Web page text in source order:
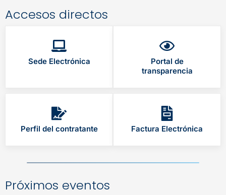
Accesos directos
Sede Electrónica
Portal de
transparencia
Perfil del contratante Factura Electrónica
Próximos eventos